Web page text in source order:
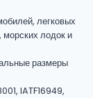
легковых
морских лодок и
размеры
IATF16949,